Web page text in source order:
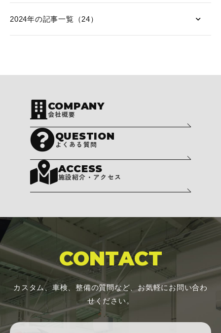
2024年の記事一覧（24）
COMPANY
会社概要
QUESTION
よくある質問
ACCESS
施設紹介・アクセス
CONTACT
カスタム、車検、整備の質問など、お気軽にお問い合わ
せください。